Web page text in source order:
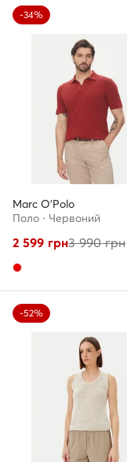
-34%
Marc O'Polo
Поло · Червоний
2 599 грн3 990грн
-52%